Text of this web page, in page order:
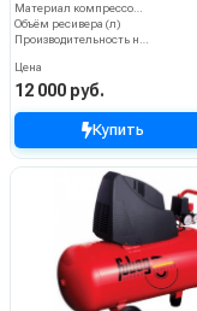
Объём ресивера (л)
Цена
12 000 руб.
Купить